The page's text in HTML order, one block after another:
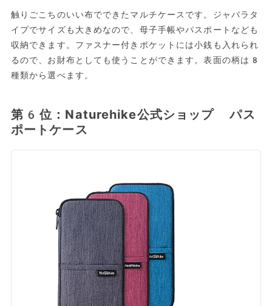
触りごこちのいい布でできたマルチケースです。ジャバラタ
イプでサイズも大きめなので、母子手帳やパスポートなども
収納できます。ファスナー付きポケットには小銭も入れられ
るので、お財布としても使うことができます。表面の柄は8
種類から選べます。
第6位：Naturehike公式ショップ パス
ポートケース